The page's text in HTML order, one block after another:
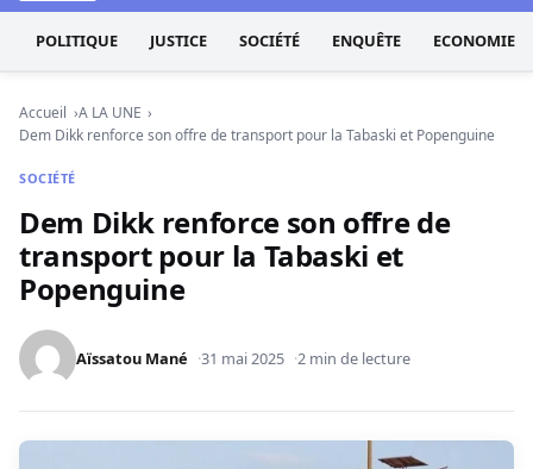
POLITIQUE JUSTICE SOCIÉTÉ ENQUÊTE ECONOMIE
Accueil
A LA UNE
Dem Dikk renforce son offre de transport pour la Tabaski et Popenguine
SOCIÉTÉ
Dem Dikk renforce son offre de
transport pour la Tabaski et
Popenguine
Aïssatou Mané 31 mai 2025 2 min de lecture